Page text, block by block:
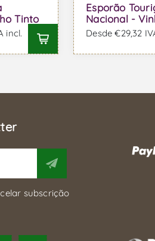
Tinto
incl.
Esporão
Nacional -
Desde €29,32
subscrição